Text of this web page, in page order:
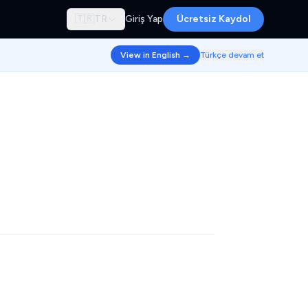
🇹🇷 TR Giriş Yap Ücretsiz Kaydol
View in English → Türkçe devam et